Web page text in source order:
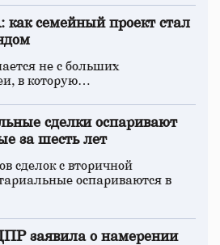
семейный проект стал
не с больших
в которую…
сделки оспаривают
за шесть лет
сделок с вторичной
оспариваются в
заявила о намерении